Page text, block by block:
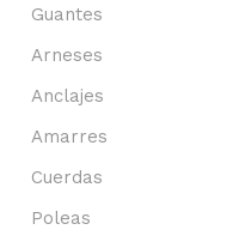
Guantes
Arneses
Anclajes
Amarres
Cuerdas
Poleas